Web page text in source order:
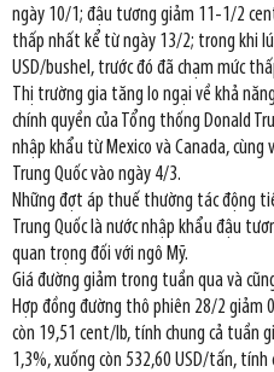
ngày 10/1; đậu tương giảm 11-1/2
thấp nhất kể từ ngày 13/2; trong khi
USD/bushel, trước đó đã chạm mức
Thị trường gia tăng lo ngại về khả
chính quyền của Tổng thống Donald
nhập khẩu từ Mexico và Canada,
Trung Quốc vào ngày 4/3.
Những đợt áp thuế thường tác động
Trung Quốc là nước nhập khẩu đậu
quan trọng đối với ngô Mỹ.
Giá đường giảm trong tuần qua và
Hợp đồng đường thô phiên 28/2 giảm
còn 19,51 cent/lb, tính chung cả tuần
1,3%, xuống còn 532,60 USD/tấn,